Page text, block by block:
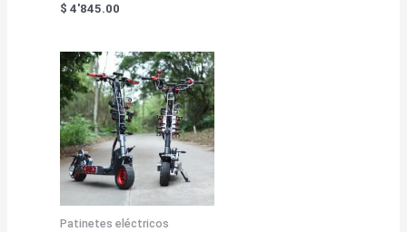
$ 4'845.00
Patinetes eléctricos